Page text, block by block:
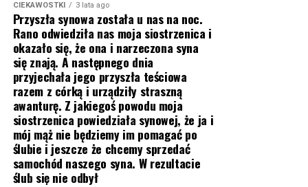
CIEKAWOSTKI 3 lata ago
Przyszła synowa została u nas na noc.
Rano odwiedziła nas moja siostrzenica i
okazało się, że ona i narzeczona syna
się znają. A następnego dnia
przyjechała jego przyszła teściowa
razem z córką i urządziły straszną
awanturę. Z jakiegoś powodu moja
siostrzenica powiedziała synowej, że ja i
mój mąż nie będziemy im pomagać po
ślubie i jeszcze że chcemy sprzedać
samochód naszego syna. W rezultacie
ślub się nie odbył